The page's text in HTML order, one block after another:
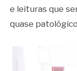
e leituras que
quase